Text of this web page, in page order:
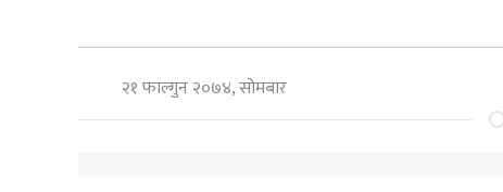
२१ फाल्गुन २०७४, सोमबार